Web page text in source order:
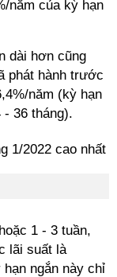
năm của kỳ hạn
dài hơn cũng
phát hành trước
năm (kỳ hạn
- 36 tháng).
1 - 3 tuần,
lãi suất là
ngắn này chỉ